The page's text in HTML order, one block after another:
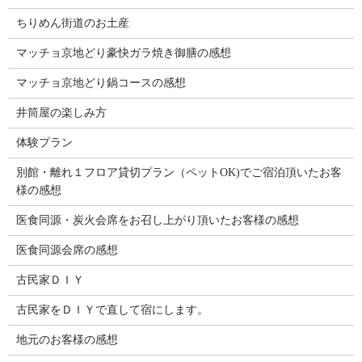
ちりめん街道のお土産
マッチョ京地どり豪快ガラ焼き御膳の感想
マッチョ京地どり鍋コースの感想
井筒屋の楽しみ方
体験プラン
別館・離れ１フロア貸切プラン（ペットOK)でご宿泊頂いたお客
様の感想
医食同源・炭火会席をお召し上がり頂いたお客様の感想
医食同源会席の感想
古民家ＤＩＹ
古民家をＤＩＹで直して宿にします。
地元のお客様の感想